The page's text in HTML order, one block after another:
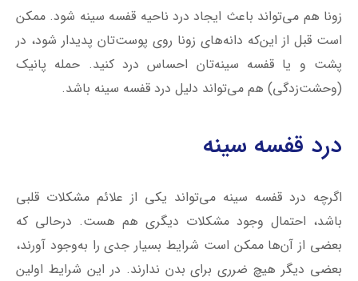
زونا هم می‌تواند باعث ایجاد درد ناحیه قفسه سینه شود. ممکن
است قبل از این‌که دانه‌های زونا روی پوست‌تان پدیدار شود، در
پشت و یا قفسه سینه‌تان احساس درد کنید. حمله پانیک
(وحشت‌زدگی) هم می‌تواند دلیل درد قفسه سینه باشد.
درد قفسه سینه
اگرچه درد قفسه سینه می‌تواند یکی از علائم مشکلات قلبی
باشد، احتمال‌ وجود مشکلات دیگری هم هست. درحالی‌ که
بعضی از آن‌ها ممکن است شرایط بسیار جدی را به‌وجود آورند،
بعضی دیگر هیچ ضرری برای بدن ندارند. در این شرایط اولین